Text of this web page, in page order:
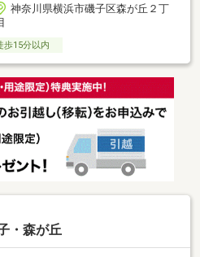
神奈川県横浜市磯子区森が丘２丁
歩15分以内
・森が丘